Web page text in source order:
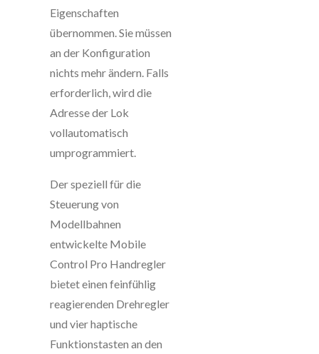
Eigenschaften
übernommen. Sie müssen
an der Konfiguration
nichts mehr ändern. Falls
erforderlich, wird die
Adresse der Lok
vollautomatisch
umprogrammiert.
Der speziell für die
Steuerung von
Modellbahnen
entwickelte Mobile
Control Pro Handregler
bietet einen feinfühlig
reagierenden Drehregler
und vier haptische
Funktionstasten an den